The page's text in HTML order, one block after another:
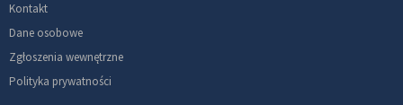
Kontakt
Dane osobowe
Zgłoszenia wewnętrzne
Polityka prywatności